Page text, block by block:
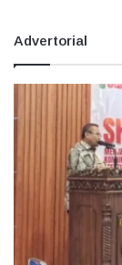
Advertorial